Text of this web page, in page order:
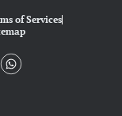
of Services